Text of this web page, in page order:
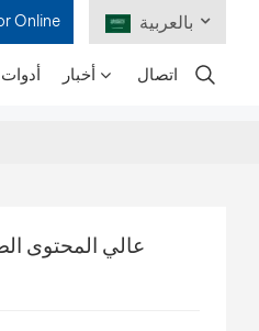
Online بالعربية
أدوات أخبار اتصال